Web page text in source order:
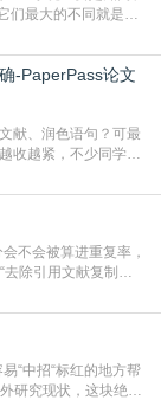
最大的不同就是数
本科用PMLC，含大学
学术论文联合比对
-PaperPass论文
献、润色语句？可最
收越紧，不少同学投
必做的一步。为什么
得，我就用AI搭了个
除引用文献复制
著录项符合GB/T
角）；查重系统识别
研究现状，这块绝对